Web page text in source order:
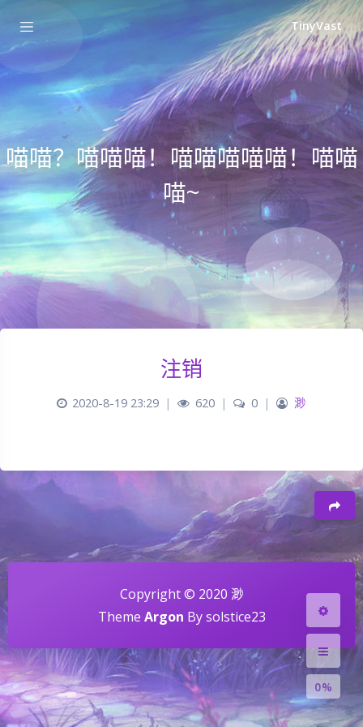
TinyVast
喵喵？喵喵喵！喵喵喵喵喵！喵喵
喵~
浅阴影 深阴影
关闭 日落 暗化
灰度
0%
注销
2020-8-19 23:29 | 620 | 0 | 渺
Copyright © 2020 渺
Theme Argon By solstice23